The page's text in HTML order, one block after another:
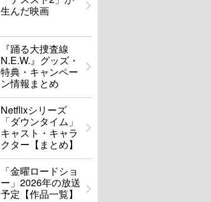
生んだ映画
『踊る大捜査線
N.E.W.』グッズ・
特典・キャンペー
ン情報まとめ
Netflixシリーズ
「ダウンタイム」
キャスト・キャラ
クター【まとめ】
「金曜ロードショ
ー」2026年の放送
予定【作品一覧】